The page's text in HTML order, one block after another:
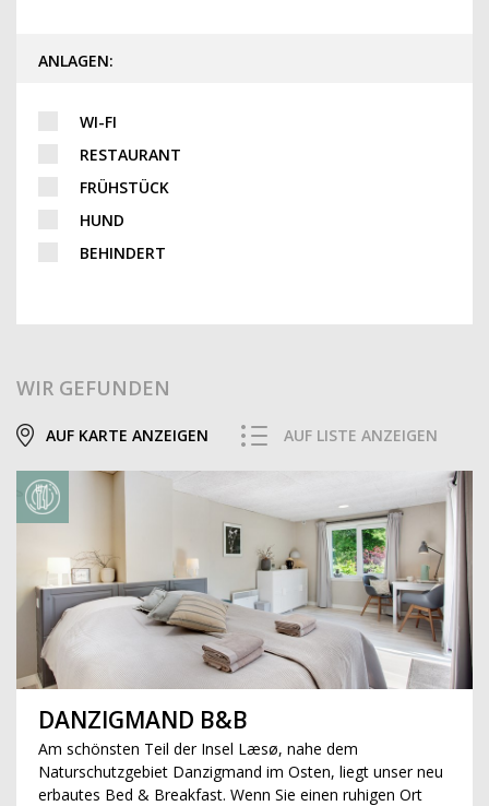
ANLAGEN:
WI-FI
RESTAURANT
FRÜHSTÜCK
HUND
BEHINDERT
WIR GEFUNDEN
AUF KARTE ANZEIGEN AUF LISTE ANZEIGEN
DANZIGMAND B&B
Am schönsten Teil der Insel Læsø, nahe dem
Naturschutzgebiet Danzigmand im Osten, liegt unser neu
erbautes Bed & Breakfast. Wenn Sie einen ruhigen Ort